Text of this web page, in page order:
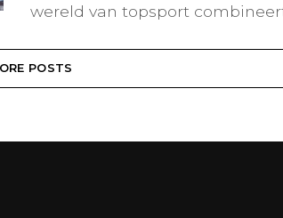
wereld van topsport
POSTS